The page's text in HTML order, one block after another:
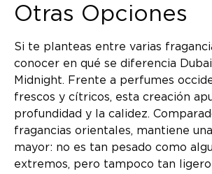
Otras Opciones
Si te planteas entre varias
conocer en qué se diferencia
Midnight. Frente a perfumes
frescos y cítricos, esta creación
profundidad y la calidez.
fragancias orientales, mantiene
mayor: no es tan pesado como
extremos, pero tampoco tan